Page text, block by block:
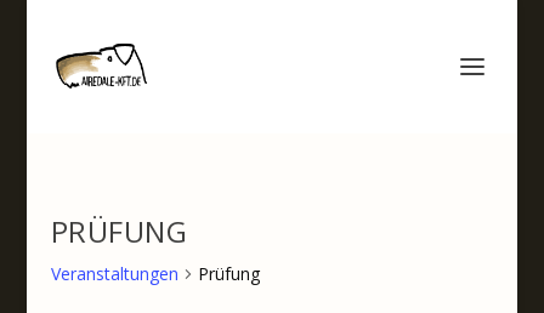
PRÜFUNG
Veranstaltungen Prüfung